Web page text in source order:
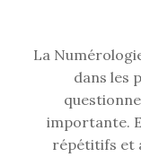
La
dans les
importante.
répétitifs et